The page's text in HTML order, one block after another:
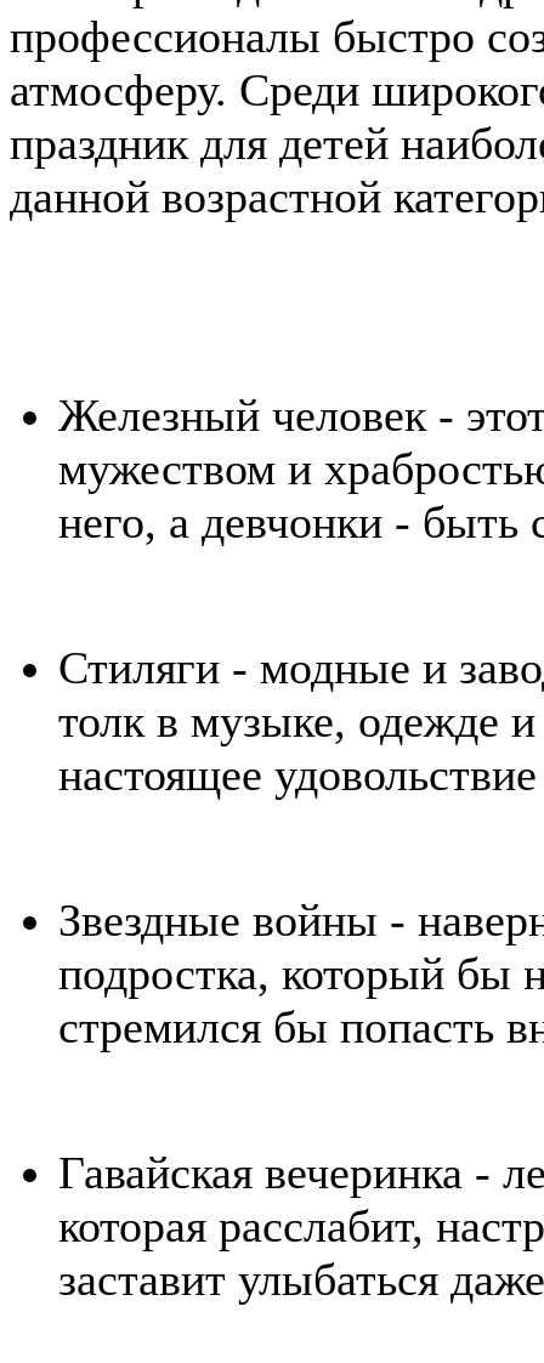
профессионалы быстро
атмосферу. Среди
праздник для детей
данной возрастной
Железный человек -
мужеством и
него, а девчонки - быть
Стиляги - модные и
толк в музыке, одежде
настоящее
Звездные войны -
подростка, который бы
стремился бы попасть
Гавайская вечеринка -
которая расслабит,
заставит улыбаться